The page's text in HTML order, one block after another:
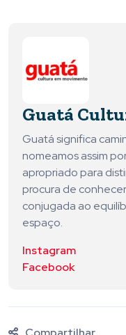
Guatá
Guatá significa
nomeamos assim
apropriado para
procura de
conjugada ao
espaço.
Instagram
Facebook